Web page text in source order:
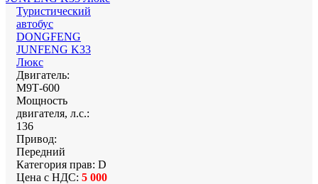
Туристический
автобус
DONGFENG
JUNFENG K33
Люкс
Двигатель:
М9Т-600
Мощность
двигателя, л.с.:
136
Привод:
Передний
Категория прав: D
Цена с НДС: 5 000